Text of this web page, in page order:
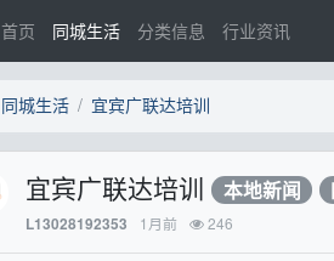
首页 同城生活 分类信息 行业资讯
同城生活 宜宾广联达培训
宜宾广联达培训 本地新闻
L13028192353 1月前 246